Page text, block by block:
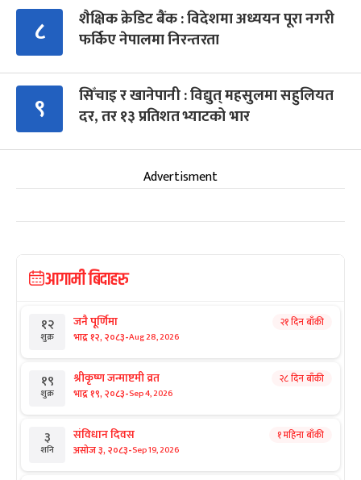
८
शैक्षिक क्रेडिट बैंक : विदेशमा अध्ययन पूरा नगरी
फर्किए नेपालमा निरन्तरता
९
सिँचाइ र खानेपानी : विद्युत् महसुलमा सहुलियत
दर, तर १३ प्रतिशत भ्याटको भार
Advertisment
आगामी बिदाहरु
१२
शुक्र
जनै पूर्णिमा
भाद्र १२, २०८३-Aug 28, 2026
२१ दिन बाँकी
१९
शुक्र
श्रीकृष्ण जन्माष्टमी व्रत
भाद्र १९, २०८३-Sep 4, 2026
२८ दिन बाँकी
३
शनि
संविधान दिवस
असोज ३, २०८३-Sep 19, 2026
१ महिना बाँकी